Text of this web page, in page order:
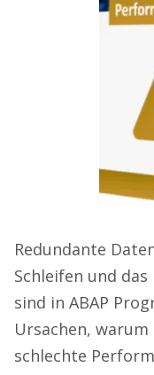
Redundante
Schleifen und
sind in ABAP
Ursachen,
schlechte